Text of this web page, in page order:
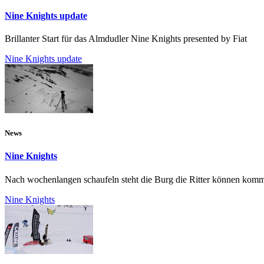
Nine Knights update
Brillanter Start für das Almdudler Nine Knights presented by Fiat
Nine Knights update
News
Nine Knights
Nach wochenlangen schaufeln steht die Burg die Ritter können
Nine Knights